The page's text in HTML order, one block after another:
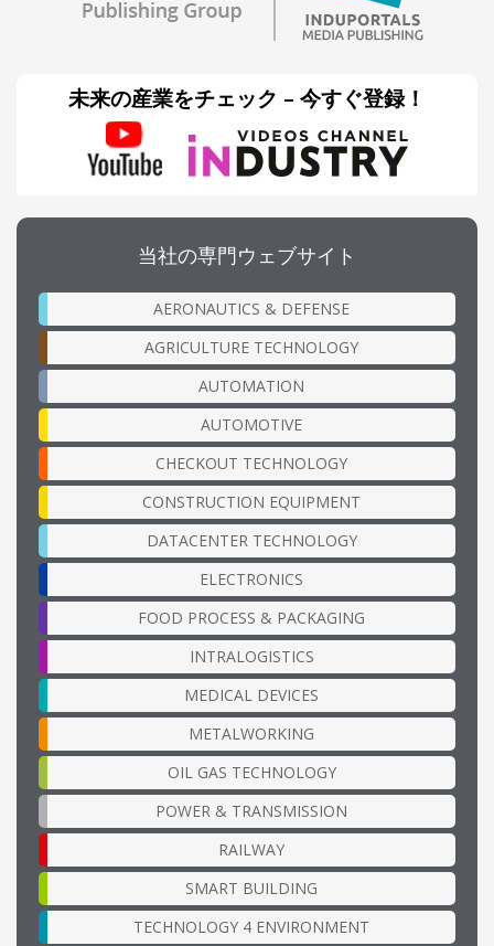
未来の産業をチェック – 今すぐ登録！
当社の専門ウェブサイト
AERONAUTICS & DEFENSE
AGRICULTURE TECHNOLOGY
AUTOMATION
AUTOMOTIVE
CHECKOUT TECHNOLOGY
CONSTRUCTION EQUIPMENT
DATACENTER TECHNOLOGY
ELECTRONICS
FOOD PROCESS & PACKAGING
INTRALOGISTICS
MEDICAL DEVICES
METALWORKING
OIL GAS TECHNOLOGY
POWER & TRANSMISSION
RAILWAY
SMART BUILDING
TECHNOLOGY 4 ENVIRONMENT